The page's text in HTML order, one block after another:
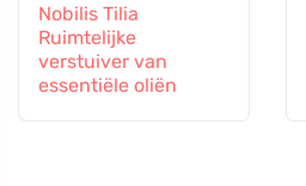
Nobilis Tilia
Ruimtelijke
verstuiver van
essentiële oliën